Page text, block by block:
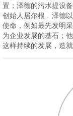
置；泽德的污水提设
创始人居尔根﹒泽德
使命，例如最先发明
为企业发展的基石；
这样持续的发展，造